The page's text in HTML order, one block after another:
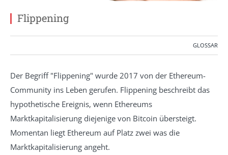
Flippening
GLOSSAR
Der Begriff "Flippening" wurde 2017 von der Ethereum-
Community ins Leben gerufen. Flippening beschreibt das
hypothetische Ereignis, wenn Ethereums
Marktkapitalisierung diejenige von Bitcoin übersteigt.
Momentan liegt Ethereum auf Platz zwei was die
Marktkapitalisierung angeht.